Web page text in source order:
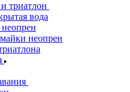
триатлон
вода
неопрен